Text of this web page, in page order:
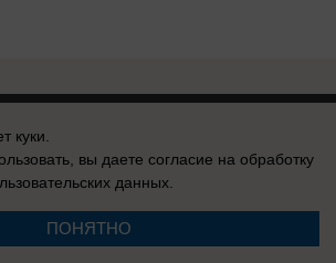
куки.
вы даете согласие на обработку
данных.
ПОНЯТНО